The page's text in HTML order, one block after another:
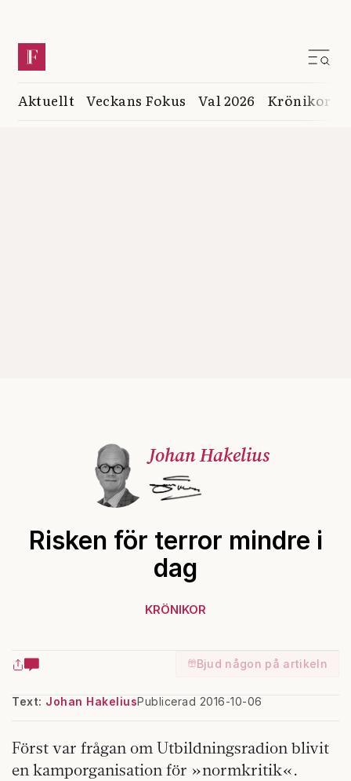
Aktuellt Veckans Fokus Val 2026 Krönikor
Johan Hakelius
Risken för terror mindre i
dag
KRÖNIKOR
Bjud någon på artikeln
Text: Johan HakeliusPublicerad 2016-10-06
Först var frågan om Utbildningsradion blivit
en kamporganisation för »normkritik«.